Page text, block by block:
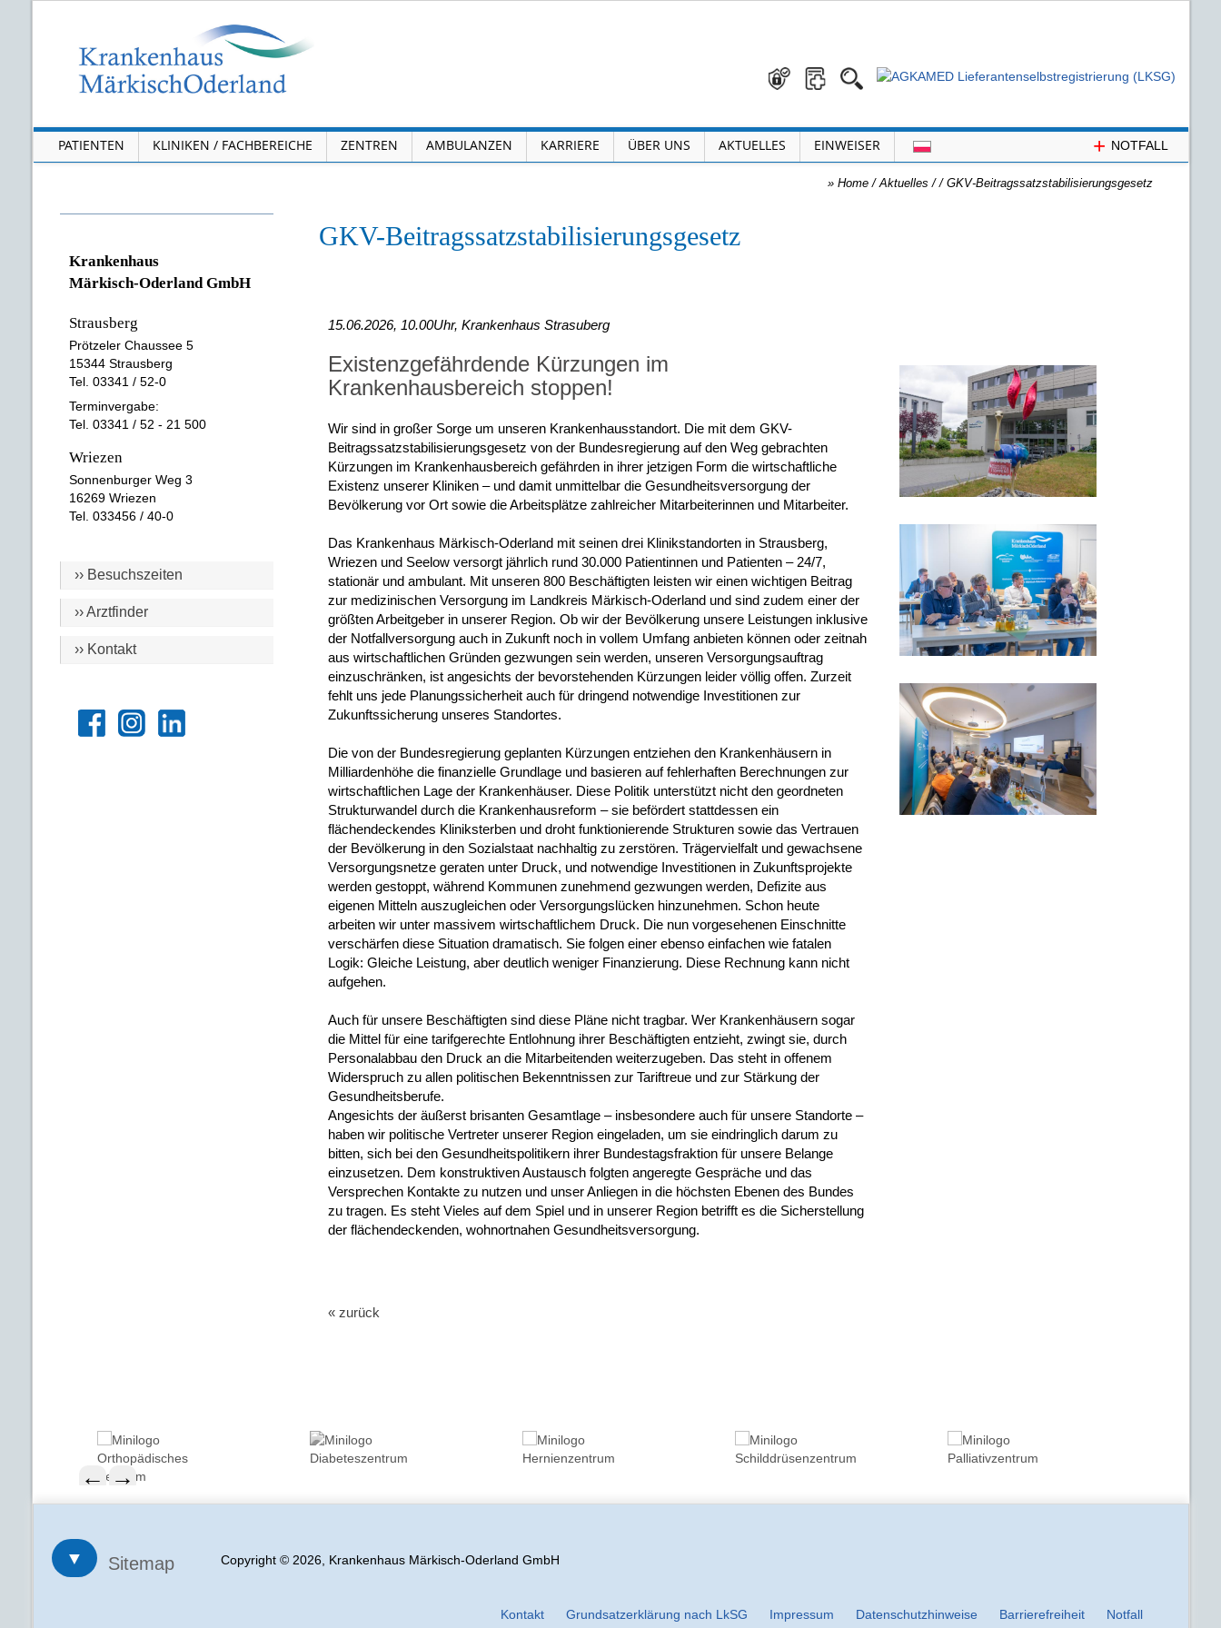
PATIENTEN KLINIKEN / FACHBEREICHE ZENTREN AMBULANZEN KARRIERE ÜBER UNS AKTUELLES EINWEISER + NOTFALL
Krankenhaus
Märkisch-Oderland GmbH
Strausberg
Prötzeler Chaussee 5
15344 Strausberg
Tel. 03341 / 52-0
Terminvergabe:
Tel. 03341 / 52 - 21 500
Wriezen
Sonnenburger Weg 3
16269 Wriezen
Tel. 033456 / 40-0
›› Besuchszeiten
›› Arztfinder
›› Kontakt
» Home/ Aktuelles // GKV-Beitrags­satz­stabilisierungs­gesetz
GKV-Beitrags­satz­stabilisierungs­gesetz
15.06.2026, 10.00Uhr, Krankenhaus Strasuberg
Existenzgefährdende Kürzungen im
Krankenhausbereich stoppen!
Wir sind in großer Sorge um unseren Krankenhausstandort. Die mit dem GKV-
Beitragssatzstabilisierungsgesetz von der Bundesregierung auf den Weg gebrachten
Kürzungen im Krankenhausbereich gefährden in ihrer jetzigen Form die wirtschaftliche
Existenz unserer Kliniken – und damit unmittelbar die Gesundheitsversorgung der
Bevölkerung vor Ort sowie die Arbeitsplätze zahlreicher Mitarbeiterinnen und Mitarbeiter.
Das Krankenhaus Märkisch-Oderland mit seinen drei Klinikstandorten in Strausberg,
Wriezen und Seelow versorgt jährlich rund 30.000 Patientinnen und Patienten – 24/7,
stationär und ambulant. Mit unseren 800 Beschäftigten leisten wir einen wichtigen Beitrag
zur medizinischen Versorgung im Landkreis Märkisch-Oderland und sind zudem einer der
größten Arbeitgeber in unserer Region. Ob wir der Bevölkerung unsere Leistungen inklusive
der Notfallversorgung auch in Zukunft noch in vollem Umfang anbieten können oder zeitnah
aus wirtschaftlichen Gründen gezwungen sein werden, unseren Versorgungsauftrag
einzuschränken, ist angesichts der bevorstehenden Kürzungen leider völlig offen. Zurzeit
fehlt uns jede Planungssicherheit auch für dringend notwendige Investitionen zur
Zukunftssicherung unseres Standortes.
Die von der Bundesregierung geplanten Kürzungen entziehen den Krankenhäusern in
Milliardenhöhe die finanzielle Grundlage und basieren auf fehlerhaften Berechnungen zur
wirtschaftlichen Lage der Krankenhäuser. Diese Politik unterstützt nicht den geordneten
Strukturwandel durch die Krankenhausreform – sie befördert stattdessen ein
flächendeckendes Kliniksterben und droht funktionierende Strukturen sowie das Vertrauen
der Bevölkerung in den Sozialstaat nachhaltig zu zerstören. Trägervielfalt und gewachsene
Versorgungsnetze geraten unter Druck, und notwendige Investitionen in Zukunftsprojekte
werden gestoppt, während Kommunen zunehmend gezwungen werden, Defizite aus
eigenen Mitteln auszugleichen oder Versorgungslücken hinzunehmen. Schon heute
arbeiten wir unter massivem wirtschaftlichem Druck. Die nun vorgesehenen Einschnitte
verschärfen diese Situation dramatisch. Sie folgen einer ebenso einfachen wie fatalen
Logik: Gleiche Leistung, aber deutlich weniger Finanzierung. Diese Rechnung kann nicht
aufgehen.
Auch für unsere Beschäftigten sind diese Pläne nicht tragbar. Wer Krankenhäusern sogar
die Mittel für eine tarifgerechte Entlohnung ihrer Beschäftigten entzieht, zwingt sie, durch
Personalabbau den Druck an die Mitarbeitenden weiterzugeben. Das steht in offenem
Widerspruch zu allen politischen Bekenntnissen zur Tariftreue und zur Stärkung der
Gesundheitsberufe.
Angesichts der äußerst brisanten Gesamtlage – insbesondere auch für unsere Standorte –
haben wir politische Vertreter unserer Region eingeladen, um sie eindringlich darum zu
bitten, sich bei den Gesundheitspolitikern ihrer Bundestagsfraktion für unsere Belange
einzusetzen. Dem konstruktiven Austausch folgten angeregte Gespräche und das
Versprechen Kontakte zu nutzen und unser Anliegen in die höchsten Ebenen des Bundes
zu tragen. Es steht Vieles auf dem Spiel und in unserer Region betrifft es die Sicherstellung
der flächendeckenden, wohnortnahen Gesundheitsversorgung.
« zurück
→
←
▼ Sitemap Copyright © 2026, Krankenhaus Märkisch-Oderland GmbH
Kontakt Grundsatzerklärung nach LkSG Impressum Datenschutzhinweise Barrierefreiheit Notfall